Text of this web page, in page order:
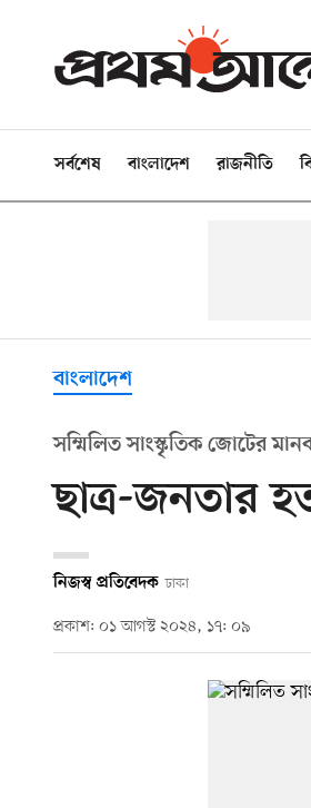
সর্বশেষ বাংলাদেশ রাজনীতি
বাংলাদেশ
সম্মিলিত সাংস্কৃতিক জোটের
ছাত্র-জনতার
নিজস্ব প্রতিবেদক ঢাকা
প্রকাশ: ০১ আগস্ট ২০২৪, ১৭: ০৯